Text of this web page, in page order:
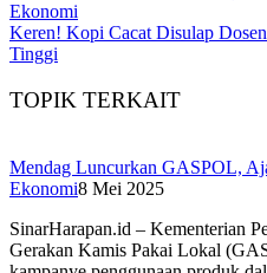
Ekonomi
Keren! Kopi Cacat Disulap
Tinggi
TOPIK TERKAIT
Mendag Luncurkan GASPOL,
Ekonomi8 Mei 2025
SinarHarapan.id – Kementerian
Gerakan Kamis Pakai Lokal